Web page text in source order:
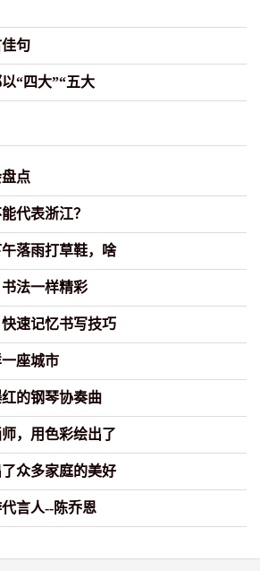
句
“四大”“五大
点
代表浙江？
落雨打草鞋，啥
书法一样精彩
速记忆书写技巧
座城市
的钢琴协奏曲
，用色彩绘出了
众多家庭的美好
代言人--陈乔恩